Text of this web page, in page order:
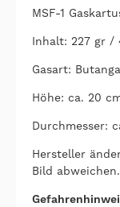
MSF-1
Inhalt: 227 gr /
Gasart:
Höhe: ca. 20
Durchmesser:
Hersteller
Bild abweichen.